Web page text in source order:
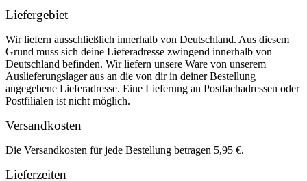
Liefergebiet
Wir liefern ausschließlich innerhalb von Deutschland. Aus diesem
Grund muss sich deine Lieferadresse zwingend innerhalb von
Deutschland befinden. Wir liefern unsere Ware von unserem
Auslieferungslager aus an die von dir in deiner Bestellung
angegebene Lieferadresse. Eine Lieferung an Postfachadressen oder
Postfilialen ist nicht möglich.
Versandkosten
Die Versandkosten für jede Bestellung betragen 5,95 €.
Lieferzeiten